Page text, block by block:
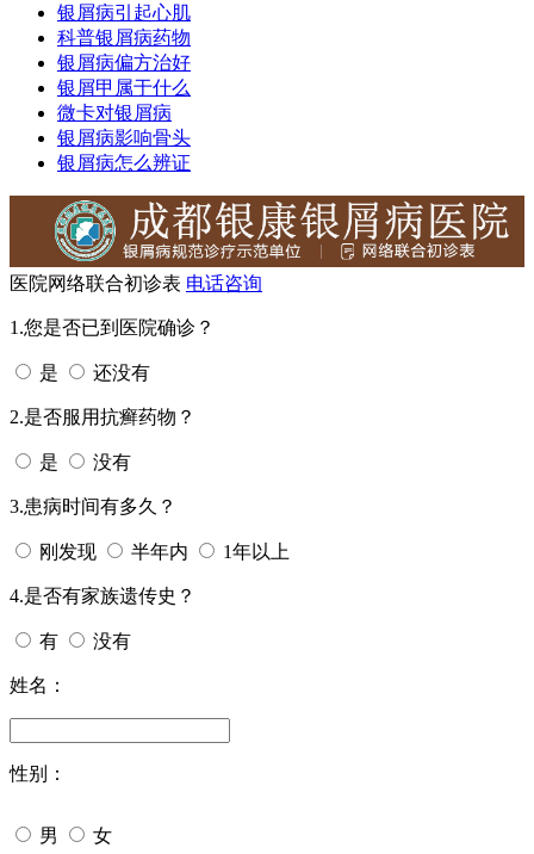
银屑病引起心肌
科普银屑病药物
银屑病偏方治好
银屑甲属于什么
微卡对银屑病
银屑病影响骨头
银屑病怎么辨证
医院网络联合初诊表 电话咨询
1.您是否已到医院确诊？
是 还没有
2.是否服用抗癣药物？
是 没有
3.患病时间有多久？
刚发现 半年内 1年以上
4.是否有家族遗传史？
有 没有
姓名：
性别：
男 女